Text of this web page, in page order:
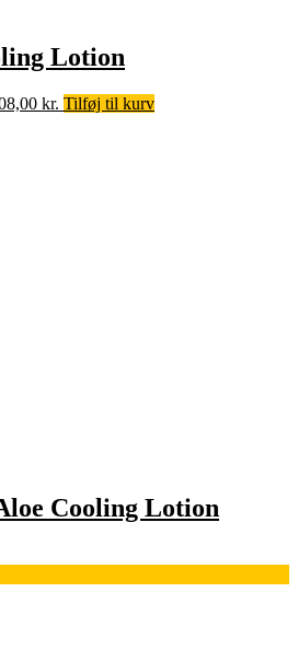
Lotion
kr. Den
Tilføj til kurv
Cooling Lotion